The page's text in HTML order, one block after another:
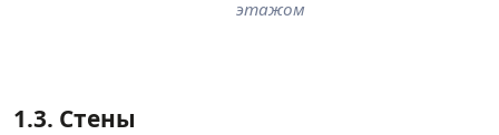
этажом
1.3. Стены